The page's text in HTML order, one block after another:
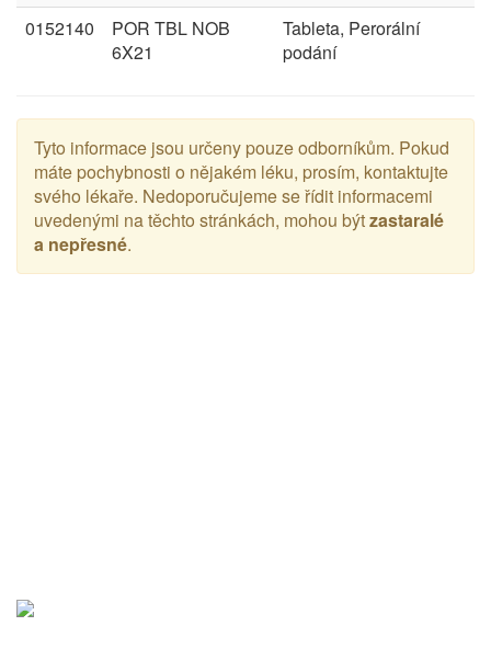
0152140
POR TBL NOB
6X21
Tableta, Perorální
podání
Tyto informace jsou určeny pouze odborníkům. Pokud
máte pochybnosti o nějakém léku, prosím, kontaktujte
svého lékaře. Nedoporučujeme se řídit informacemi
uvedenými na těchto stránkách, mohou býtzastaralé
a nepřesné.